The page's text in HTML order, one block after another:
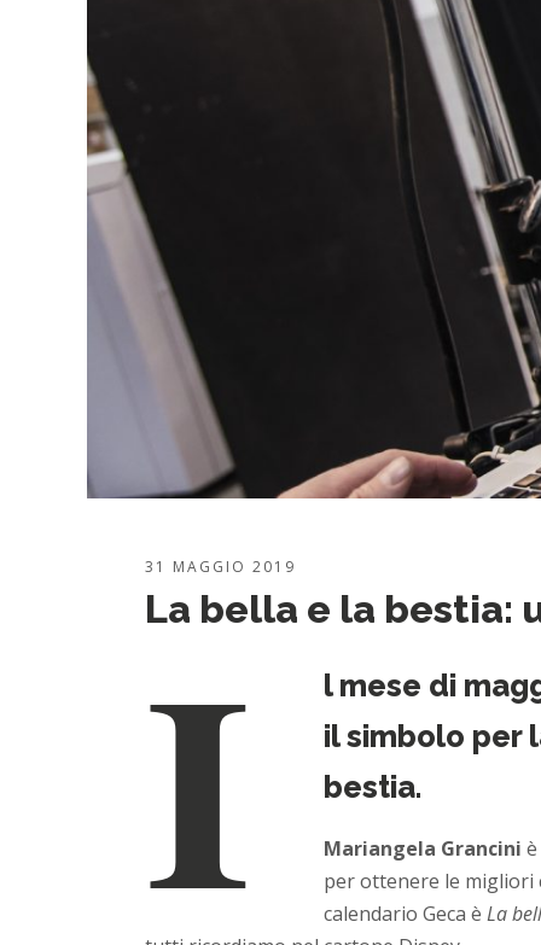
31 MAGGIO 2019
La bella e la bestia:
I
l mese di
il simbolo per
bestia.
Mariangela Grancini
per ottenere le migliori
calendario Geca è La